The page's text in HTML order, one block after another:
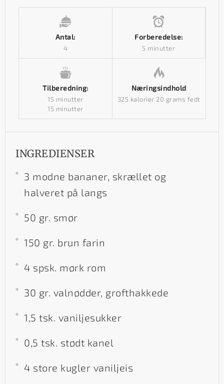
Antal:
4
Forberedelse:
5 minutter
Tilberedning:
15 minutter
15 minutter
Næringsindhold
325 kalorier 20 grams fedt
INGREDIENSER
3 modne bananer, skrællet og
halveret på langs
50 gr. smør
150 gr. brun farin
4 spsk. mørk rom
30 gr. valnødder, grofthakkede
1,5 tsk. vaniljesukker
0,5 tsk. stødt kanel
4 store kugler vaniljeis